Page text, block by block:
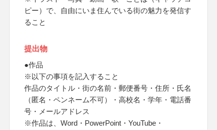
ピー）で、自由にいま住んでいる街の魅力を発信す
ること
提出物
●作品
※以下の事項を記入すること
作品のタイトル・街の名前・郵便番号・住所・氏名
（匿名・ペンネーム不可）・高校名・学年・電話番
号・メールアドレス
※作品は、Word・PowerPoint・YouTube・